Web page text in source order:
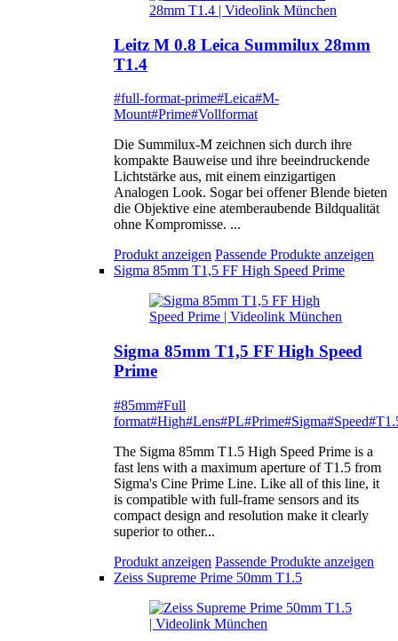
Leitz M 0.8 Leica Summilux 28mm
T1.4
#full-format-prime#Leica#M-
Mount#Prime#Vollformat
Die Summilux-M zeichnen sich durch ihre
kompakte Bauweise und ihre beeindruckende
Lichtstärke aus, mit einem einzigartigen
Analogen Look. Sogar bei offener Blende bieten
die Objektive eine atemberaubende Bildqualität
ohne Kompromisse. ...
Produkt anzeigen Passende Produkte anzeigen
Sigma 85mm T1,5 FF High Speed Prime
Sigma 85mm T1,5 FF High Speed
Prime
#85mm#Full
format#High#Lens#PL#Prime#Sigma#Speed
The Sigma 85mm T1.5 High Speed Prime is a
fast lens with a maximum aperture of T1.5 from
Sigma's Cine Prime Line. Like all of this line, it
is compatible with full-frame sensors and its
compact design and resolution make it clearly
superior to other...
Produkt anzeigen Passende Produkte anzeigen
Zeiss Supreme Prime 50mm T1.5